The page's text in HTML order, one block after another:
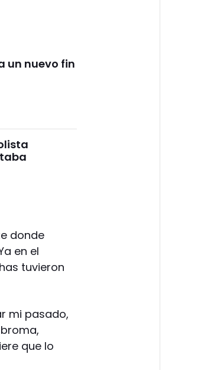
un nuevo fin
donde
en el
tuvieron
mi pasado,
que lo